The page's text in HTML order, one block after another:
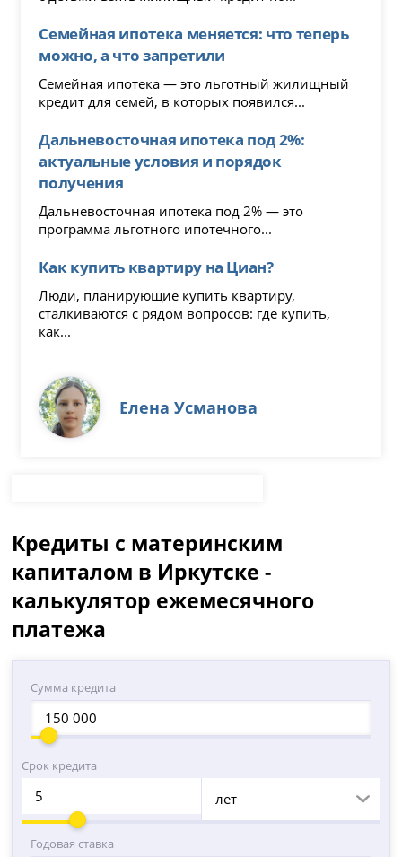
Семейная ипотека меняется: что теперь
можно, а что запретили
Семейная ипотека — это льготный жилищный
кредит для семей, в которых появился...
Дальневосточная ипотека под 2%:
актуальные условия и порядок
получения
Дальневосточная ипотека под 2% — это
программа льготного ипотечного...
Как купить квартиру на Циан?
Люди, планирующие купить квартиру,
сталкиваются с рядом вопросов: где купить,
как...
Елена Усманова
Кредиты с материнским
капиталом в Иркутске -
калькулятор ежемесячного
платежа
Сумма кредита
Срок кредита
лет
Годовая ставка